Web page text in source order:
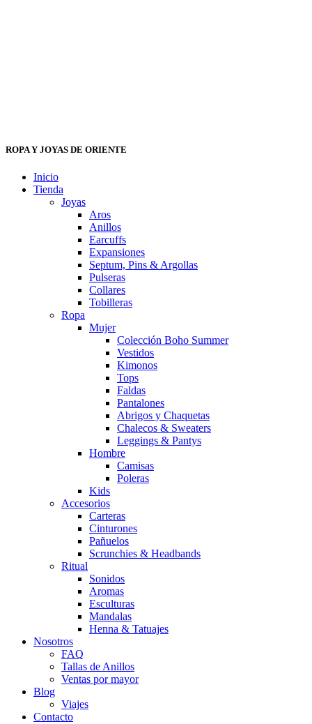
ROPA Y JOYAS DE ORIENTE
Inicio
Tienda
Joyas
Aros
Anillos
Earcuffs
Expansiones
Septum, Pins & Argollas
Pulseras
Collares
Tobilleras
Ropa
Mujer
Colección Boho Summer
Vestidos
Kimonos
Tops
Faldas
Pantalones
Abrigos y Chaquetas
Chalecos & Sweaters
Leggings & Pantys
Hombre
Camisas
Poleras
Kids
Accesorios
Carteras
Cinturones
Pañuelos
Scrunchies & Headbands
Ritual
Sonidos
Aromas
Esculturas
Mandalas
Henna & Tatuajes
Nosotros
FAQ
Tallas de Anillos
Ventas por mayor
Blog
Viajes
Contacto